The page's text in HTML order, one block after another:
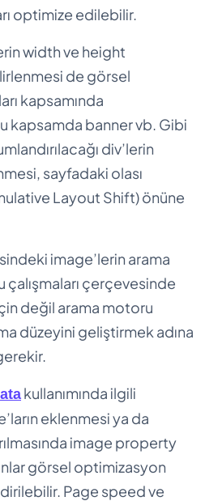
optimize edilebilir.
width ve height
de görsel
kapsamında
kapsamda banner vb. Gibi
div’lerin
sayfadaki olası
Layout Shift) önüne
image’lerin arama
çerçevesinde
değil arama motoru
düzeyini geliştirmek adına
kullanımında ilgili
eklenmesi ya da
image property
görsel optimizasyon
Page speed ve